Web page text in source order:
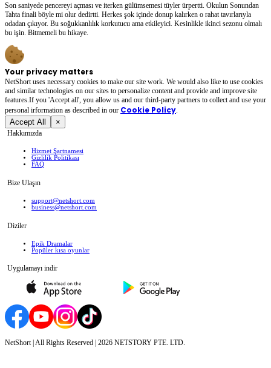
Son saniyede pencereyi açması ve iterken gülümsemesi tüyler ürpertti. Okulun Sonundan
Tahta finali böyle mi olur dedirtti. Herkes şok içinde donup kalırken o rahat tavırlarıyla
odadan çıkıyor. Bu soğukkanlılık korkutucu ama etkileyici. Kesinlikle ikinci sezonu olmalı
bu işin. Bitmemeli bu hikaye.
Your privacy matters
NetShort uses necessary cookies to make our site work. We would also like to use cookies
and similar technologies on our sites to personalize content and provide and improve site
features.If you 'Accept all', you allow us and our third-party partners to collect and use your
personal irformation as described in our Cookie Policy.
Accept All ×
Hakkımızda
Hizmet Şartnamesi
Gizlilik Politikası
FAQ
Bize Ulaşın
support@netshort.com
business@netshort.com
Diziler
Epik Dramalar
Popüler kısa oyunlar
Uygulamayı indir
NetShort | All Rights Reserved | 2026 NETSTORY PTE. LTD.